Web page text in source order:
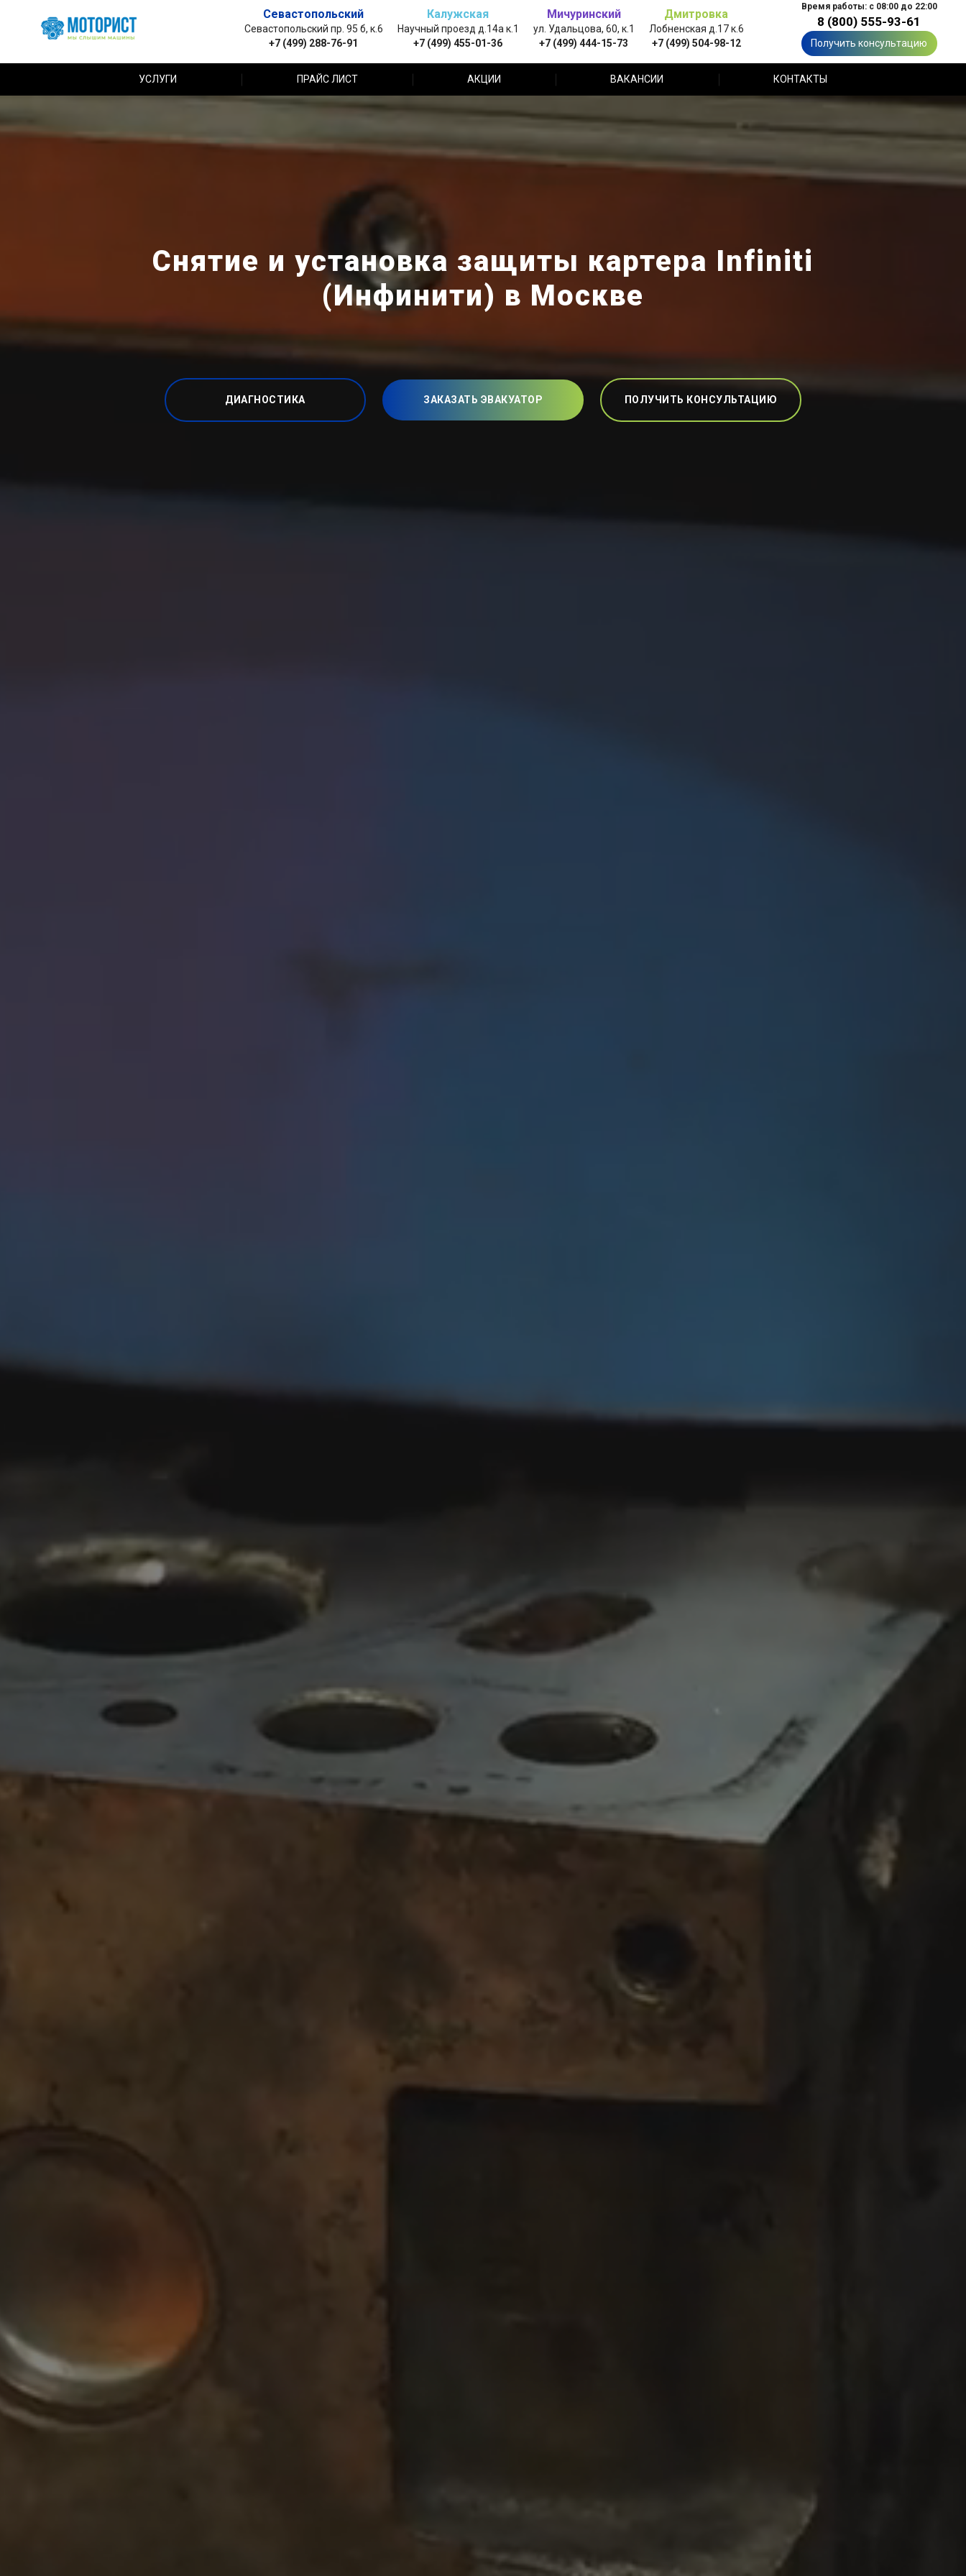
Севастопольский
Севастопольский пр. 95 б, к.6
+7 (499) 288-76-91
Калужская
Научный проезд д.14а к.1
+7 (499) 455-01-36
Мичуринский
ул. Удальцова, 60, к.1
+7 (499) 444-15-73
Дмитровка
Лобненская д.17 к.6
+7 (499) 504-98-12
Время работы: с 08:00 до 22:00
8 (800) 555-93-61
Получить консультацию
УСЛУГИ ПРАЙС ЛИСТ АКЦИИ ВАКАНСИИ КОНТАКТЫ
Снятие и установка защиты картера Infiniti
(Инфинити) в Москве
ДИАГНОСТИКА ЗАКАЗАТЬ ЭВАКУАТОР ПОЛУЧИТЬ КОНСУЛЬТАЦИЮ